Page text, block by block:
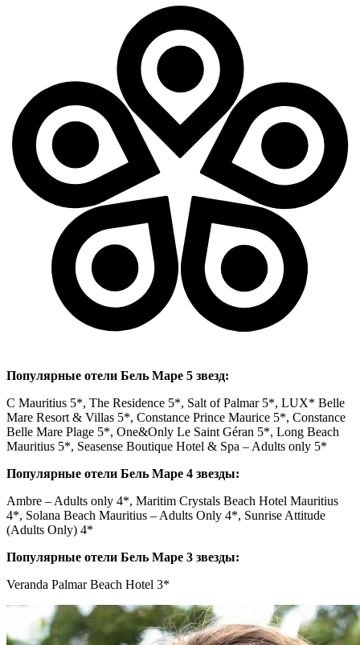
Популярные отели Бель Маре 5 звезд:
C Mauritius 5*, The Residence 5*, Salt of Palmar 5*, LUX* Belle
Mare Resort & Villas 5*, Constance Prince Maurice 5*, Constance
Belle Mare Plage 5*, One&Only Le Saint Géran 5*, Long Beach
Mauritius 5*, Seasense Boutique Hotel & Spa – Adults only 5*
Популярные отели Бель Маре 4 звезды:
Ambre – Adults only 4*, Maritim Crystals Beach Hotel Mauritius
4*, Solana Beach Mauritius – Adults Only 4*, Sunrise Attitude
(Adults Only) 4*
Популярные отели Бель Маре 3 звезды:
Veranda Palmar Beach Hotel 3*